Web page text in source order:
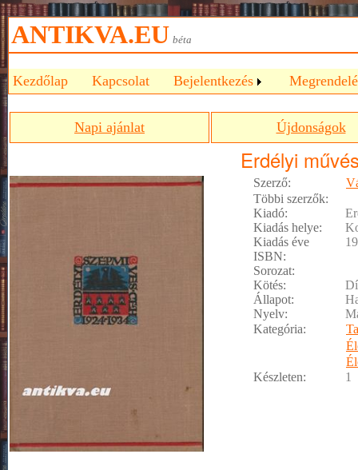
ANTIKVA.EU béta
Kezdőlap Kapcsolat Bejelentkezés
Napi ajánlat Újdonságok
Erdélyi
Szerző:
Többi szerzők:
Kiadó:
Kiadás helye:
Kiadás éve
ISBN:
Sorozat:
Kötés:
Állapot:
Nyelv:
Kategória:
Készleten:
1